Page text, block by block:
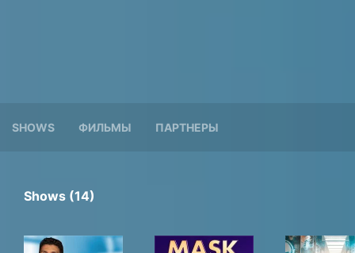
SHOWS ФИЛЬМЫ ПАРТНЕРЫ
Shows (14)